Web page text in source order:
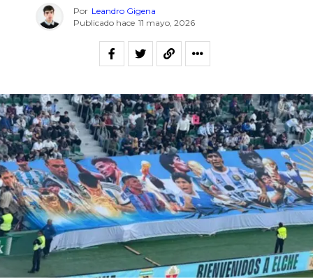
Por Leandro Gigena
Publicado hace 11 mayo, 2026